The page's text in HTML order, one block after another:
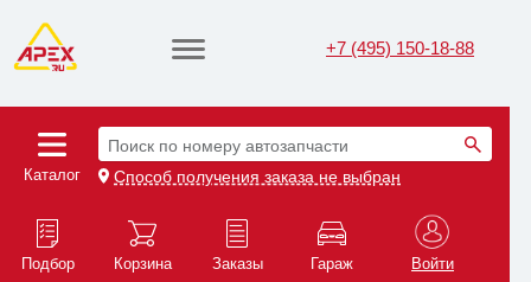
+7 (495) 150-18-88
Каталог
Поиск по номеру автозапчасти
Способ получения заказа не выбран
Подбор Корзина Заказы Гараж Войти